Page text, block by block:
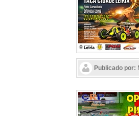
Publicado por: